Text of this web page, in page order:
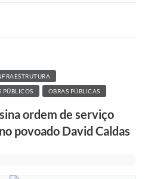
PÚBLICOS OBRAS PÚBLICAS
ordem de serviço
povoado David Caldas